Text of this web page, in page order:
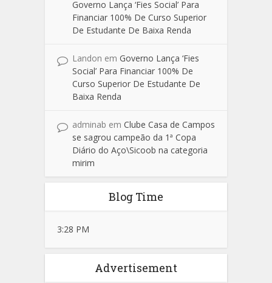
Governo Lança ‘Fies Social’ Para
Financiar 100% De Curso Superior
De Estudante De Baixa Renda
Landon em Governo Lança ‘Fies
Social’ Para Financiar 100% De
Curso Superior De Estudante De
Baixa Renda
adminab em Clube Casa de Campos
se sagrou campeão da 1ª Copa
Diário do Aço\Sicoob na categoria
mirim
Blog Time
3:28 PM
Advertisement